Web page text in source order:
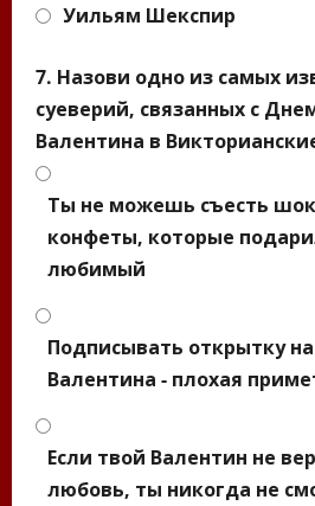
Уильям Шекспир
7. Назови одно из самых
суеверий, связанных с
Валентина в
Ты не можешь съесть
конфеты, которые
любимый
Подписывать открытку
Валентина - плохая
Если твой Валентин не
любовь, ты никогда не